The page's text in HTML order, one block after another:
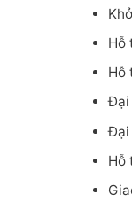
Hỗ
Hỗ
Đại
Đại
Hỗ